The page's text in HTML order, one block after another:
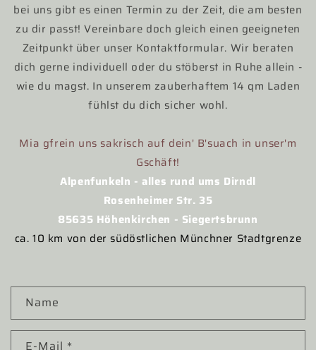
bei uns gibt es einen Termin zu der Zeit, die am besten
zu dir passt! Vereinbare doch gleich einen geeigneten
Zeitpunkt über unser Kontaktformular. Wir beraten
dich gerne individuell oder du stöberst in Ruhe allein -
wie du magst. In unserem zauberhaftem 14 qm Laden
fühlst du dich sicher wohl.
Mia gfrein uns sakrisch auf dein' B'suach in unser'm
Gschäft!
Alpenfunkeln - alles rund ums Dirndl
Rosenheimer Str. 35
85635 Höhenkirchen - Siegertsbrunn
ca. 10 km von der südöstlichen Münchner Stadtgrenze
K
o
n
Name
E-Mail *